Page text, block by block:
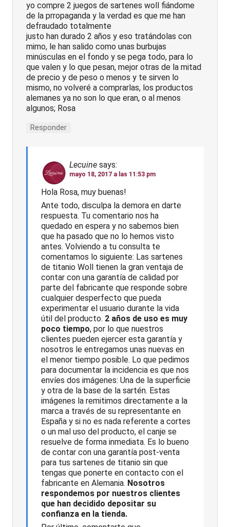
yo compre 2 juegos de sartenes woll fiándome
de la prropaganda y la verdad es que me han
defraudado totalmente
justo han durado 2 años y eso tratándolas con
mimo, le han salido como unas burbujas
minúsculas en el fondo y se pega todo, para lo
que valen y lo que pesan, mejor otras de la mitad
de precio y de peso o menos y te sirven lo
mismo, no volveré a comprarlas, los productos
alemanes ya no son lo que eran, o al menos
algunos; Rosa
Responder
Lecuine says:
mayo 18, 2017 a las 11:53 pm
Hola Rosa, muy buenas!
Ante todo, disculpa la demora en darte
respuesta. Tu comentario nos ha
quedado en espera y no sabemos bien
que ha pasado que no lo hemos visto
antes. Volviendo a tu consulta te
comentamos lo siguiente: Las sartenes
de titanio Woll tienen la gran ventaja de
contar con una garantía de calidad por
parte del fabricante que responde sobre
cualquier desperfecto que pueda
experimentar el usuario durante la vida
útil del producto. 2 años de uso es muy
poco tiempo, por lo que nuestros
clientes pueden ejercer esta garantía y
nosotros le entregamos unas nuevas en
el menor tiempo posible. Lo que pedimos
para documentar la incidencia es que nos
envíes dos imágenes: Una de la superficie
y otra de la base de la sartén. Estas
imágenes la remitimos directamente a la
marca a través de su representante en
España y si no es nada referente a cortes
o un mal uso del producto, el canje se
resuelve de forma inmediata. Es lo bueno
de contar con una garantía post-venta
para tus sartenes de titanio sin que
tengas que ponerte en contacto con el
fabricante en Alemania. Nosotros
respondemos por nuestros clientes
que han decidido depositar su
confianza en la tienda.